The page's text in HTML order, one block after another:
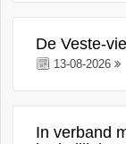
De Veste-
13-08-2026
In verband